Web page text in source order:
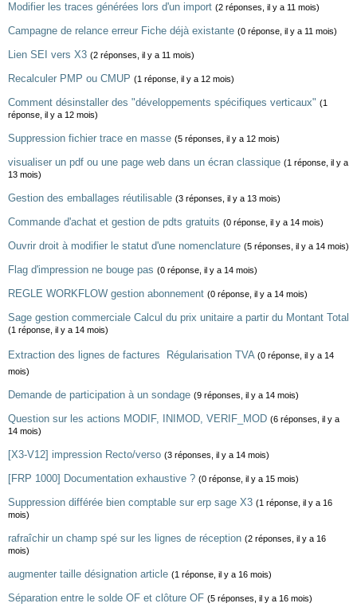
Modifier les traces générées lors d'un import (2 réponses, il y a 11 mois)
Campagne de relance erreur Fiche déjà existante (0 réponse, il y a 11 mois)
Lien SEI vers X3 (2 réponses, il y a 11 mois)
Recalculer PMP ou CMUP (1 réponse, il y a 12 mois)
Comment désinstaller des "développements spécifiques verticaux" (1
réponse, il y a 12 mois)
Suppression fichier trace en masse (5 réponses, il y a 12 mois)
visualiser un pdf ou une page web dans un écran classique (1 réponse, il y a
13 mois)
Gestion des emballages réutilisable (3 réponses, il y a 13 mois)
Commande d'achat et gestion de pdts gratuits (0 réponse, il y a 14 mois)
Ouvrir droit à modifier le statut d'une nomenclature (5 réponses, il y a 14 mois)
Flag d'impression ne bouge pas (0 réponse, il y a 14 mois)
REGLE WORKFLOW gestion abonnement (0 réponse, il y a 14 mois)
Sage gestion commerciale Calcul du prix unitaire a partir du Montant Total
(1 réponse, il y a 14 mois)
Extraction des lignes de factures  Régularisation TVA (0 réponse, il y a 14
mois)
Demande de participation à un sondage (9 réponses, il y a 14 mois)
Question sur les actions MODIF, INIMOD, VERIF_MOD (6 réponses, il y a
14 mois)
[X3-V12] impression Recto/verso (3 réponses, il y a 14 mois)
[FRP 1000] Documentation exhaustive ? (0 réponse, il y a 15 mois)
Suppression différée bien comptable sur erp sage X3 (1 réponse, il y a 16
mois)
rafraîchir un champ spé sur les lignes de réception (2 réponses, il y a 16
mois)
augmenter taille désignation article (1 réponse, il y a 16 mois)
Séparation entre le solde OF et clôture OF (5 réponses, il y a 16 mois)